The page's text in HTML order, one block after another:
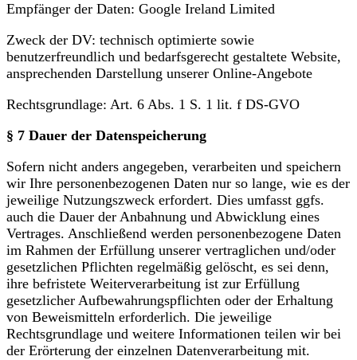
Empfänger der Daten: Google Ireland Limited
Zweck der DV: technisch optimierte sowie
benutzerfreundlich und bedarfsgerecht gestaltete Website,
ansprechenden Darstellung unserer Online-Angebote
Rechtsgrundlage: Art. 6 Abs. 1 S. 1 lit. f DS-GVO
§ 7 Dauer der Datenspeicherung
Sofern nicht anders angegeben, verarbeiten und speichern
wir Ihre personenbezogenen Daten nur so lange, wie es der
jeweilige Nutzungszweck erfordert. Dies umfasst ggfs.
auch die Dauer der Anbahnung und Abwicklung eines
Vertrages. Anschließend werden personenbezogene Daten
im Rahmen der Erfüllung unserer vertraglichen und/oder
gesetzlichen Pflichten regelmäßig gelöscht, es sei denn,
ihre befristete Weiterverarbeitung ist zur Erfüllung
gesetzlicher Aufbewahrungspflichten oder der Erhaltung
von Beweismitteln erforderlich. Die jeweilige
Rechtsgrundlage und weitere Informationen teilen wir bei
der Erörterung der einzelnen Datenverarbeitung mit.